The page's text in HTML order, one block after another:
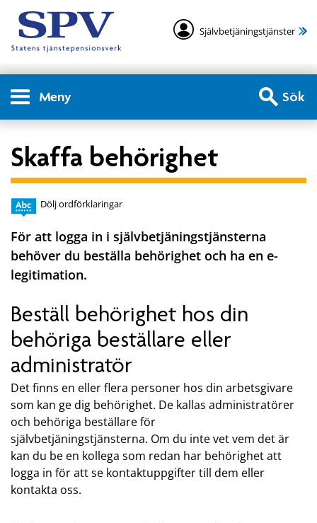
Självbetjäningstjänster
Meny Sök
Skaffa behörighet
Dölj ordförklaringar
För att logga in i självbetjäningstjänsterna
behöver du beställa behörighet och ha en e-
legitimation.
Beställ behörighet hos din
behöriga beställare eller
administratör
Det finns en eller flera personer hos din arbetsgivare
som kan ge dig behörighet. De kallas administratörer
och behöriga beställare för
självbetjäningstjänsterna. Om du inte vet vem det är
kan du be en kollega som redan har behörighet att
logga in för att se kontaktuppgifter till dem eller
kontakta oss.